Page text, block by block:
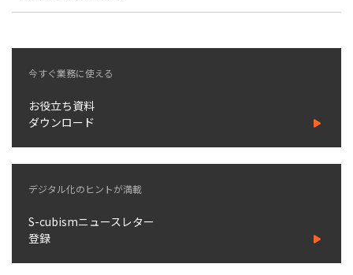
ECと通販の連動を可能に
EC運用支援
継続的に結果を出し続けるECサイトへ
スクラッチ開発
内製化支援
今すぐ業務に使える
お役立ち資料
ダウンロード
デジタル化のヒントが満載
S-cubismニュースレター
登録